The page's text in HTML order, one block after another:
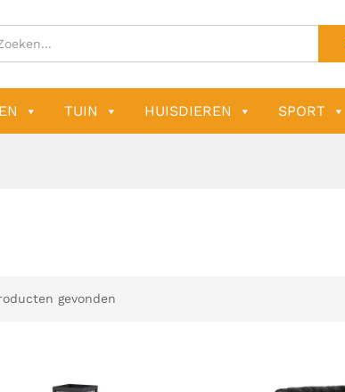
TUIN HUISDIEREN SPORT
gevonden